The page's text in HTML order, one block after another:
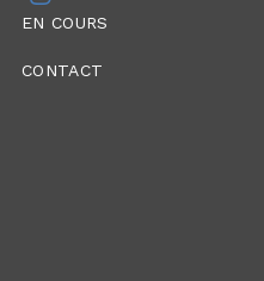
EN COURS
CONTACT